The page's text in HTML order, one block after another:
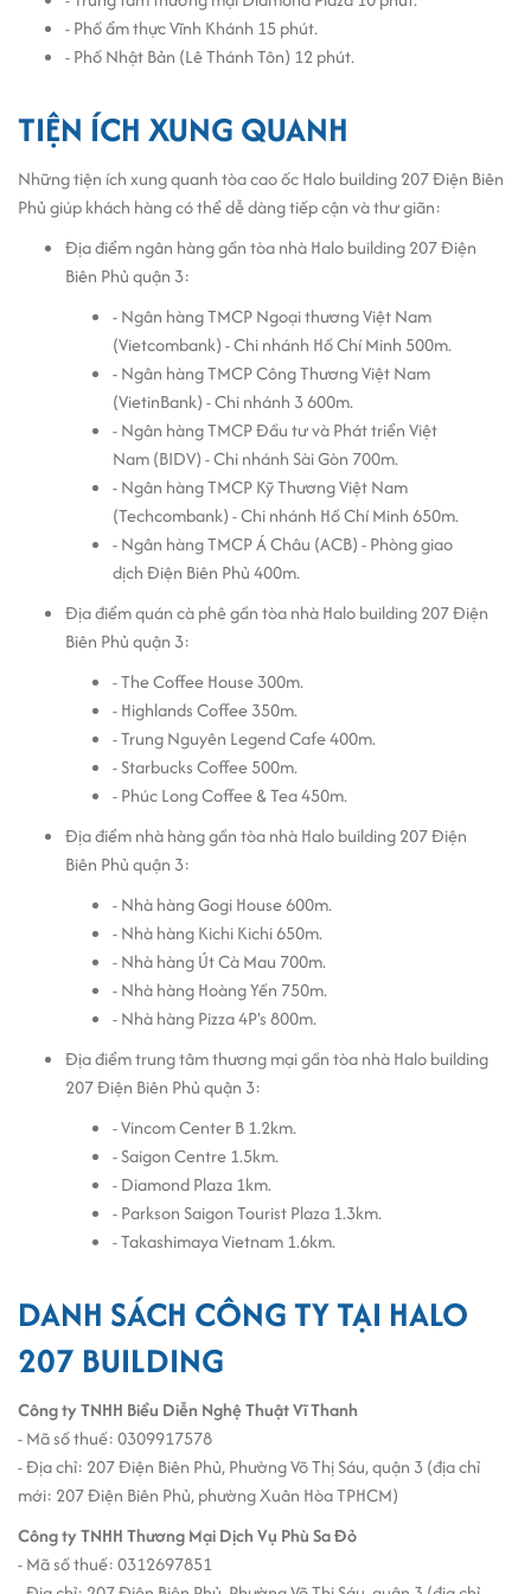
tạo, yên tĩnh, đảm bảo năng suất cho đội ngũ nhân viên.
Đây là điểm đến lý tưởng cho các doanh nghiệp đang tìm
trường kinh doanh sôi động.
- Phố ẩm thực Vĩnh Khánh 15 phút.
- Phố Nhật Bản (Lê Thánh Tôn) 12 phút.
TIỆN ÍCH XUNG QUANH
Những tiện ích xung quanh tòa cao ốc Halo building 207 Điện Biên
Phủ giúp khách hàng có thể dễ dàng tiếp cận và thư giãn:
Địa điểm ngân hàng gần tòa nhà Halo building 207 Điện
Biên Phủ quận 3:
- Ngân hàng TMCP Ngoại thương Việt Nam
(Vietcombank) - Chi nhánh Hồ Chí Minh 500m.
- Ngân hàng TMCP Công Thương Việt Nam
(VietinBank) - Chi nhánh 3 600m.
- Ngân hàng TMCP Đầu tư và Phát triển Việt
Nam (BIDV) - Chi nhánh Sài Gòn 700m.
- Ngân hàng TMCP Kỹ Thương Việt Nam
(Techcombank) - Chi nhánh Hồ Chí Minh 650m.
- Ngân hàng TMCP Á Châu (ACB) - Phòng giao
dịch Điện Biên Phủ 400m.
Địa điểm quán cà phê gần tòa nhà Halo building 207 Điện
Biên Phủ quận 3:
- The Coffee House 300m.
- Highlands Coffee 350m.
- Trung Nguyên Legend Cafe 400m.
- Starbucks Coffee 500m.
- Phúc Long Coffee & Tea 450m.
Địa điểm nhà hàng gần tòa nhà Halo building 207 Điện
Biên Phủ quận 3:
- Nhà hàng Gogi House 600m.
- Nhà hàng Kichi Kichi 650m.
- Nhà hàng Út Cà Mau 700m.
- Nhà hàng Hoàng Yến 750m.
- Nhà hàng Pizza 4P's 800m.
Địa điểm trung tâm thương mại gần tòa nhà Halo building
207 Điện Biên Phủ quận 3:
- Vincom Center B 1.2km.
- Saigon Centre 1.5km.
- Diamond Plaza 1km.
- Parkson Saigon Tourist Plaza 1.3km.
- Takashimaya Vietnam 1.6km.
DANH SÁCH CÔNG TY TẠI HALO
207 BUILDING
Công ty TNHH Biểu Diễn Nghệ Thuật Vĩ Thanh
- Mã số thuế: 0309917578
- Địa chỉ: 207 Điện Biên Phủ, Phường Võ Thị Sáu, quận 3 (địa chỉ
mới: 207 Điện Biên Phủ, phường Xuân Hòa TPHCM)
Công ty TNHH Thương Mại Dịch Vụ Phù Sa Đỏ
- Mã số thuế: 0312697851